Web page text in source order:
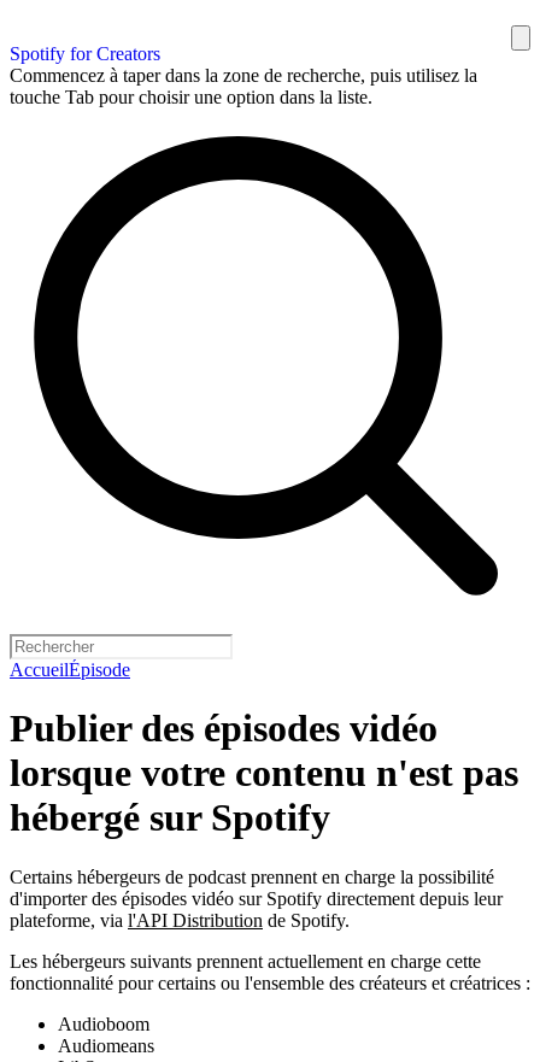
Spotify for Creators
Commencez à taper dans la zone de recherche, puis utilisez la
touche Tab pour choisir une option dans la liste.
AccueilÉpisode
Publier des épisodes vidéo
lorsque votre contenu n'est pas
hébergé sur Spotify
Certains hébergeurs de podcast prennent en charge la possibilité
d'importer des épisodes vidéo sur Spotify directement depuis leur
plateforme, via l'API Distribution de Spotify.
Les hébergeurs suivants prennent actuellement en charge cette
fonctionnalité pour certains ou l'ensemble des créateurs et créatrices :
Audioboom
Audiomeans